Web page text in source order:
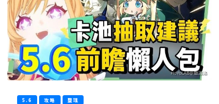
5.6 攻略 整理